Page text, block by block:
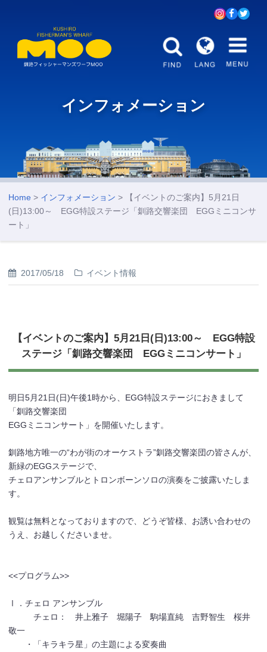
インフォメーション
Home > インフォメーション > 【イベントのご案内】5月21日
(日)13:00～ EGG特設ステージ「釧路交響楽団 EGGミニコンサ
ート」
2017/05/18 イベント情報
【イベントのご案内】5月21日(日)13:00～ EGG特設
ステージ「釧路交響楽団 EGGミニコンサート」
明日5月21日(日)午後1時から、EGG特設ステージにおきまして
「釧路交響楽団
EGGミニコンサート」を開催いたします。
釧路地方唯一の“わが街のオーケストラ”釧路交響楽団の皆さんが、
新緑のEGGステージで、
チェロアンサンブルとトロンボーンソロの演奏をご披露いたしま
す。
観覧は無料となっておりますので、どうぞ皆様、お誘い合わせの
うえ、お越しくださいませ。
<<プログラム>>
Ⅰ．チェロ アンサンブル
チェロ： 井上雅子 堀陽子 駒場直純 吉野智生 桜井
敬一
・「キラキラ星」の主題による変奏曲